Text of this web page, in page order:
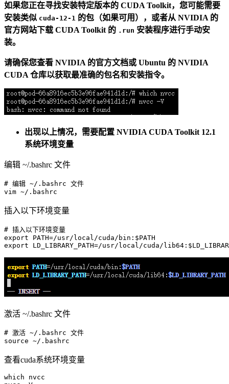
如果您正在寻找安装特定版本的 CUDA Toolkit，您可能需要
安装类似 cuda-12-1 的包（如果可用），或者从 NVIDIA 的
官方网站下载 CUDA Toolkit 的 .run 安装程序进行手动安
装。
请确保您查看 NVIDIA 的官方文档或 Ubuntu 的 NVIDIA
CUDA 仓库以获取最准确的包名和安装指令。
出现以上情况，需要配置 NVIDIA CUDA Toolkit 12.1
系统环境变量
编辑 ~/.bashrc 文件
# 编辑 ~/.bashrc 文件
vim
插入以下环境变量
# 插入以下环境变量
export PATH=/usr/local /cuda/bin: $PATH
export LD_LIBRARY_PATH=/usr/local /cuda/lib64:
激活 ~/.bashrc 文件
# 激活 ~/.bashrc 文件
source
查看cuda系统环境变量
which nvcc